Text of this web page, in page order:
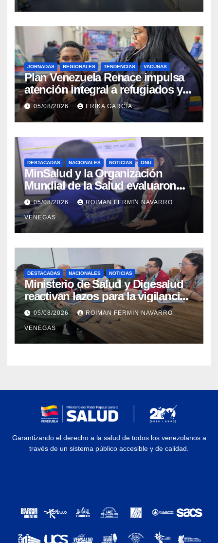
JORNADAS REGIONALES TENDENCIAS VACUNAS
​Plan Venezuela Renace impulsa
atención integral a refugiados y
evaluación de vacunación en
Aragua
05/08/2026 ERIKA GARCÍA
DESTACADAS NACIONALES NOTICIAS ONU
MinSalud y la Organización
Mundial de la Salud evaluaron
propuesta técnica integral en
materia de agua saneamiento e
higiene ante contingencia
sísmica
05/08/2026 ROIMAN FERMIN NAVARRO
VENEGAS
DESTACADAS NACIONALES NOTICIAS
Ministerio de Salud y Digesalud
reactivan lazos para la vigilancia
epidemiológica y el control de
enfermedades
05/08/2026 ROIMAN FERMIN NAVARRO
VENEGAS
Garantizando el derecho a la salud de todos los venezolanos a
través de un sistema público accesible y de calidad.